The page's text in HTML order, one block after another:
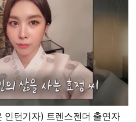
인턴기자) 트렌스젠더 출연자